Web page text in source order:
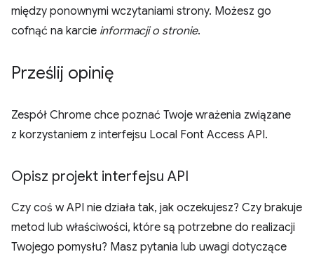
między ponownymi wczytaniami strony. Możesz go
cofnąć na karcie informacji o stronie.
Prześlij opinię
Zespół Chrome chce poznać Twoje wrażenia związane
z korzystaniem z interfejsu Local Font Access API.
Opisz projekt interfejsu API
Czy coś w API nie działa tak, jak oczekujesz? Czy brakuje
metod lub właściwości, które są potrzebne do realizacji
Twojego pomysłu? Masz pytania lub uwagi dotyczące